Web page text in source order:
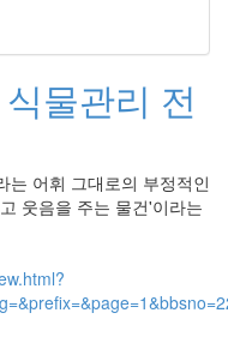
물관리 전
는 어휘 그대로의 부정적인
웃음을 주는 물건'이라는